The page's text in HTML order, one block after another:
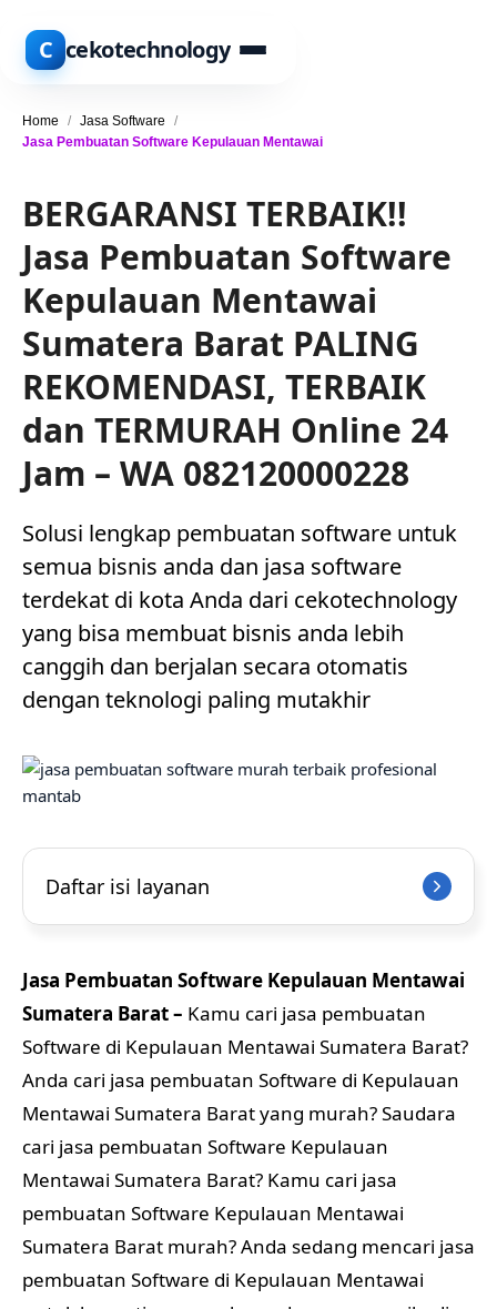
C cekotechnology
Home / Jasa Software
/
Jasa Pembuatan Software Kepulauan Mentawai
BERGARANSI TERBAIK!!
Jasa Pembuatan Software
Kepulauan Mentawai
Sumatera Barat PALING
REKOMENDASI, TERBAIK
dan TERMURAH Online 24
Jam – WA 082120000228
Solusi lengkap pembuatan software untuk
semua bisnis anda dan jasa software
terdekat di kota Anda dari cekotechnology
yang bisa membuat bisnis anda lebih
canggih dan berjalan secara otomatis
dengan teknologi paling mutakhir
Daftar isi layanan
Jasa Pembuatan Software Kepulauan Mentawai
Sumatera Barat – Kamu cari jasa pembuatan
Software di Kepulauan Mentawai Sumatera Barat?
Anda cari jasa pembuatan Software di Kepulauan
Mentawai Sumatera Barat yang murah? Saudara
cari jasa pembuatan Software Kepulauan
Mentawai Sumatera Barat? Kamu cari jasa
pembuatan Software Kepulauan Mentawai
Sumatera Barat murah? Anda sedang mencari jasa
pembuatan Software di Kepulauan Mentawai